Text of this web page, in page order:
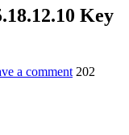
Key
a comment 202